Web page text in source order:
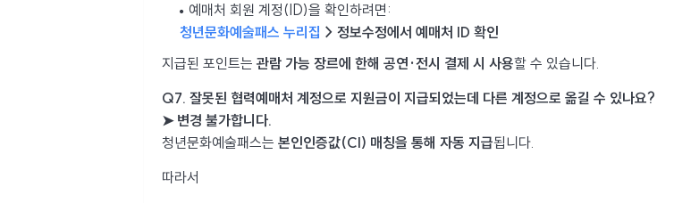
예매처 회원 계정(ID)을 확인하려면:
청년문화예술패스 누리집 > 정보수정에서 예매처 ID 확인
지급된 포인트는 관람 가능 장르에 한해 공연·전시 결제 시 사용할 수 있습니다.
Q7. 잘못된 협력예매처 계정으로 지원금이 지급되었는데 다른 계정으로 옮길 수 있나요?
➤ 변경 불가합니다.
청년문화예술패스는 본인인증값(CI) 매칭을 통해 자동 지급됩니다.
따라서